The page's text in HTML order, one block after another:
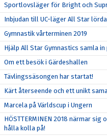
Sportlovsläger för Bright och
Inbjudan till UC-läger All Star
Gymnastik vårterminen 2019
Hjälp All Star Gymnastics samla
Om ett besök i Gärdeshallen
Tävlingssäsongen har startat!
Kärt återseende och ett unikt
Marcela på Världscup i Ungern
HÖSTTERMINEN 2018 närmar sig
hålla kolla på!